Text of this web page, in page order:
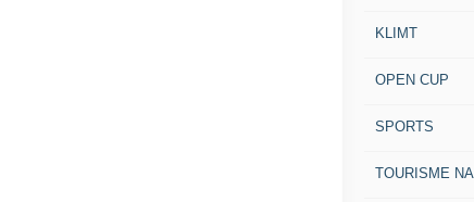
KLIMT
OPEN CUP
SPORTS
TOURISME